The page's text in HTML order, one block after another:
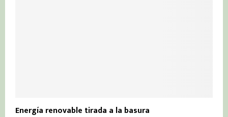
Energía renovable tirada a la basura